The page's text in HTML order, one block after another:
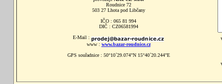
Roudnice 72
503 27 Lhota pod Libčany
IČO : 065 81 994
DIČ : CZ06581994
E-Mail :
www : www.bazar-roudnice.cz
GPS souřadnice : 50°10´29.074"N 15°40´20.244"E